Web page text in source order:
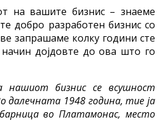
на вашите бизнис – знаеме
добро разработен бизнис со
запрашаме колку години сте
дојдовте до ова што го
нашиот бизнис се всушност
далечната 1948 година, тие ја
во Платамонас, место